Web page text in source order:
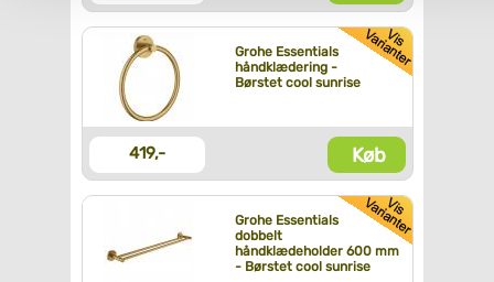
Grohe Essentials
håndklædering -
Børstet cool sunrise
419,- Køb
Grohe Essentials
dobbelt
håndklædeholder 600 mm
- Børstet cool sunrise